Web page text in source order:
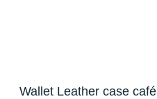
Wallet Leather case café